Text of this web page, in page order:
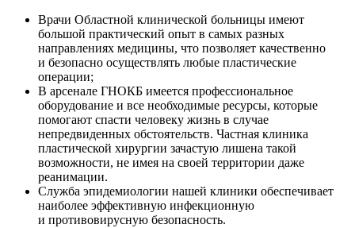
Врачи Областной клинической больницы имеют
большой практический опыт в самых разных
направлениях медицины, что позволяет качественно
и безопасно осуществлять любые пластические
операции;
В арсенале ГНОКБ имеется профессиональное
оборудование и все необходимые ресурсы, которые
помогают спасти человеку жизнь в случае
непредвиденных обстоятельств. Частная клиника
пластической хирургии зачастую лишена такой
возможности, не имея на своей территории даже
реанимации.
Служба эпидемиологии нашей клиники обеспечивает
наиболее эффективную инфекционную
и противовирусную безопасность.